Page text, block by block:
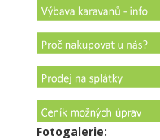
Fotogalerie: